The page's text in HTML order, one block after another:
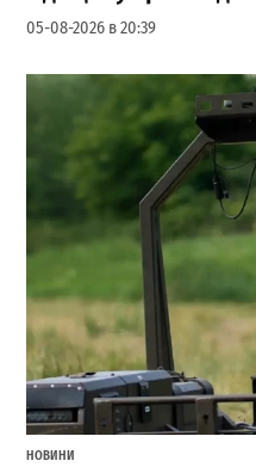
05-08-2026 в 20:39
НОВИНИ